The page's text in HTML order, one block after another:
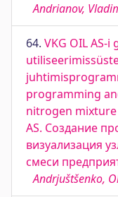
Andrianov,
64. VKG OIL AS-
programming
nitrogen mixture
AS. Создание
визуализация
смеси
Andrjuštšenko,